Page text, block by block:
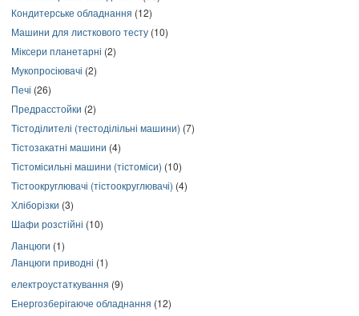
Кондитерське обладнання (12)
Машини для листкового тесту (10)
Міксери планетарні (2)
Мукопросіювачі (2)
Печі (26)
Предрасстойки (2)
Тістоділителі (тестоділільні машини) (7)
Тістозакатні машини (4)
Тістомісильні машини (тістоміси) (10)
Тістоокруглювачі (тістоокруглювачі) (4)
Хліборізки (3)
Шафи розстійні (10)
Ланцюги (1)
Ланцюги приводні (1)
електроустаткування (9)
Енергозберігаюче обладнання (12)